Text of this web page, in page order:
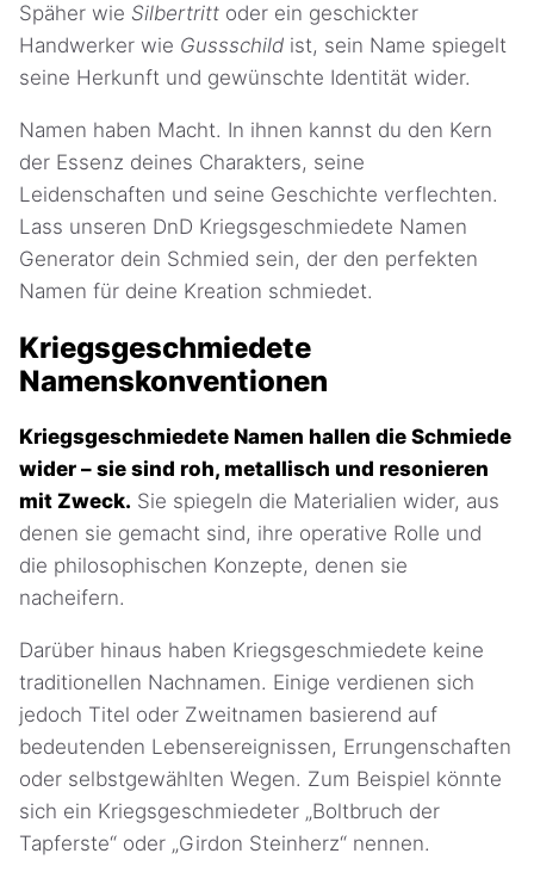
Späher wie Silbertritt oder ein geschickter
Handwerker wie Gussschild ist, sein Name spiegelt
seine Herkunft und gewünschte Identität wider.
Namen haben Macht. In ihnen kannst du den Kern
der Essenz deines Charakters, seine
Leidenschaften und seine Geschichte verflechten.
Lass unseren DnD Kriegsgeschmiedete Namen
Generator dein Schmied sein, der den perfekten
Namen für deine Kreation schmiedet.
Kriegsgeschmiedete
Namenskonventionen
Kriegsgeschmiedete Namen hallen die Schmiede
wider – sie sind roh, metallisch und resonieren
mit Zweck. Sie spiegeln die Materialien wider, aus
denen sie gemacht sind, ihre operative Rolle und
die philosophischen Konzepte, denen sie
nacheifern.
Darüber hinaus haben Kriegsgeschmiedete keine
traditionellen Nachnamen. Einige verdienen sich
jedoch Titel oder Zweitnamen basierend auf
bedeutenden Lebensereignissen, Errungenschaften
oder selbstgewählten Wegen. Zum Beispiel könnte
sich ein Kriegsgeschmiedeter „Boltbruch der
Tapferste“ oder „Girdon Steinherz“ nennen.